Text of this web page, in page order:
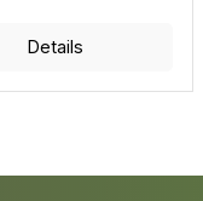
Details